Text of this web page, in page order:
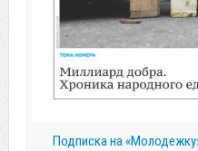
Подписка на